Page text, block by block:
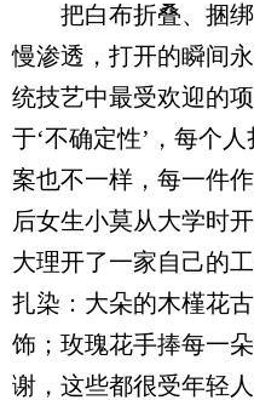
把白布折叠、捆绑
慢渗透，打开的瞬间
统技艺中最受欢迎的
于‘不确定性’，每个
案也不一样，每一件
后女生小莫从大学时
大理开了一家自己的
扎染：大朵的木槿花
饰；玫瑰花手捧每一
谢，这些都很受年轻人